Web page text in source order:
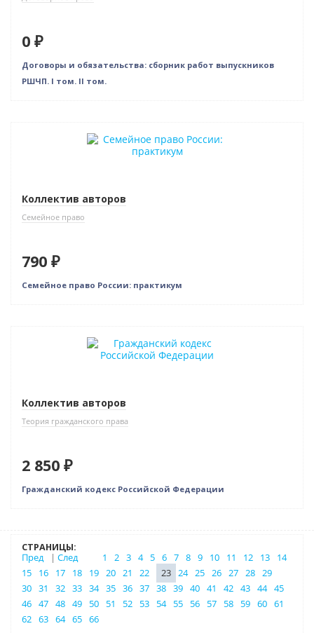
0 ₽
Договоры и обязательства: сборник работ выпускников
РШЧП. I том. II том.
Коллектив авторов
Семейное право
790 ₽
Семейное право России: практикум
Коллектив авторов
Теория гражданского права
2 850 ₽
Гражданский кодекс Российской Федерации
СТРАНИЦЫ:
Пред
| След 1 2 3 4 5 6 7 8 9 10 11 12 13
14
15
16 17 18 19 20 21 22 23 24 25 26 27 28 29
30 31 32 33 34 35 36 37 38 39 40 41 42 43 44 45
46 47 48 49 50 51 52 53 54 55 56 57 58 59 60 61
62 63 64 65 66